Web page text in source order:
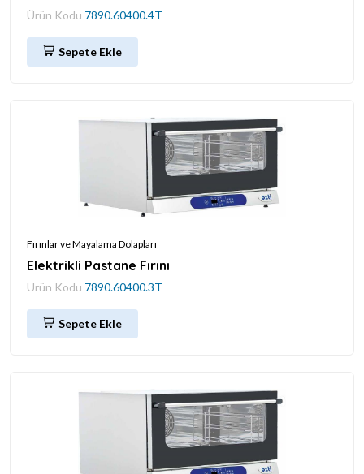
Ürün Kodu 7890.60400.4T
Sepete Ekle
Fırınlar ve Mayalama Dolapları
Elektrikli Pastane Fırını
Ürün Kodu 7890.60400.3T
Sepete Ekle